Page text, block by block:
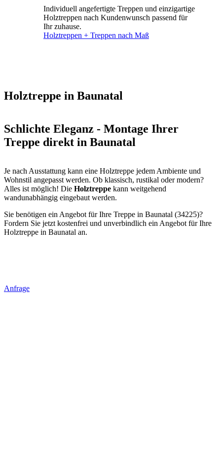
Individuell angefertigte Treppen und einzigartige
Holztreppen nach Kundenwunsch passend für
Ihr zuhause.
Holztreppen + Treppen nach Maß
Holztreppe in Baunatal
Schlichte Eleganz - Montage Ihrer
Treppe direkt in Baunatal
Je nach Ausstattung kann eine Holztreppe jedem Ambiente und
Wohnstil angepasst werden. Ob klassisch, rustikal oder modern?
Alles ist möglich! Die Holztreppe kann weitgehend
wandunabhängig eingebaut werden.
Sie benötigen ein Angebot für Ihre Treppe in Baunatal (34225)?
Fordern Sie jetzt kostenfrei und unverbindlich ein Angebot für Ihre
Holztreppe in Baunatal an.
Anfrage